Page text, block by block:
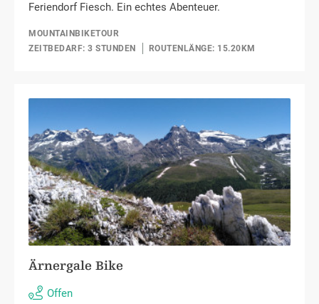
Feriendorf Fiesch. Ein echtes Abenteuer.
MOUNTAINBIKETOUR
ZEITBEDARF: 3 STUNDEN
ROUTENLÄNGE: 15.20KM
Ärnergale Bike
Offen